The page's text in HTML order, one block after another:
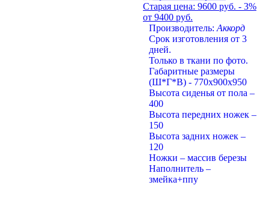
Старая цена: 9600 руб. - 3%
от 9400 руб.
Производитель: Аккорд
Срок изготовления от 3
дней.
Только в ткани по фото.
Габаритные размеры
(Ш*Г*В) - 770х900х950
Высота сиденья от пола –
400
Высота передних ножек –
150
Высота задних ножек –
120
Ножки – массив березы
Наполнитель –
змейка+ппу